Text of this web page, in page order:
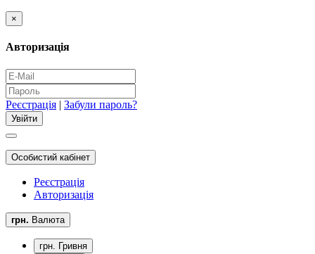
×
Авторизація
Реєстрація | Забули пароль?
Особистий кабінет
Реєстрація
Авторизація
грн. Валюта
грн. Гривня